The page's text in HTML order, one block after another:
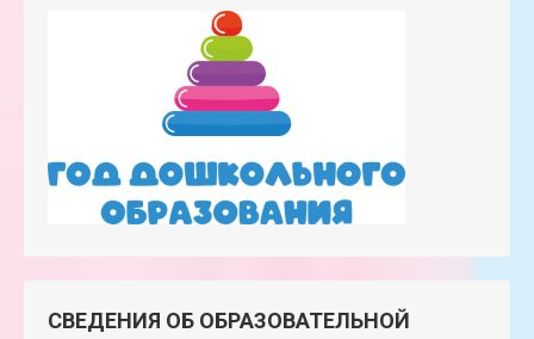
СВЕДЕНИЯ ОБ ОБРАЗОВАТЕЛЬНОЙ